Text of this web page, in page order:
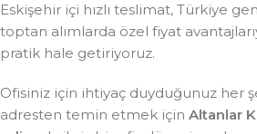
Eskişehir içi hızlı teslimat, Türkiye
toptan alımlarda özel fiyat
pratik hale getiriyoruz.
Ofisiniz için ihtiyaç duyduğunuz her
adresten temin etmek için Altanlar